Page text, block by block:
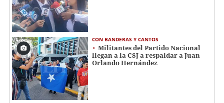
CON BANDERAS Y CANTOS
Militantes del Partido Nacional
llegan a la CSJ a respaldar a Juan
Orlando Hernández